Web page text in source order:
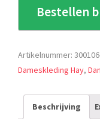
Bestellen
Artikelnummer:
Dameskleding Hay,
Beschrijving